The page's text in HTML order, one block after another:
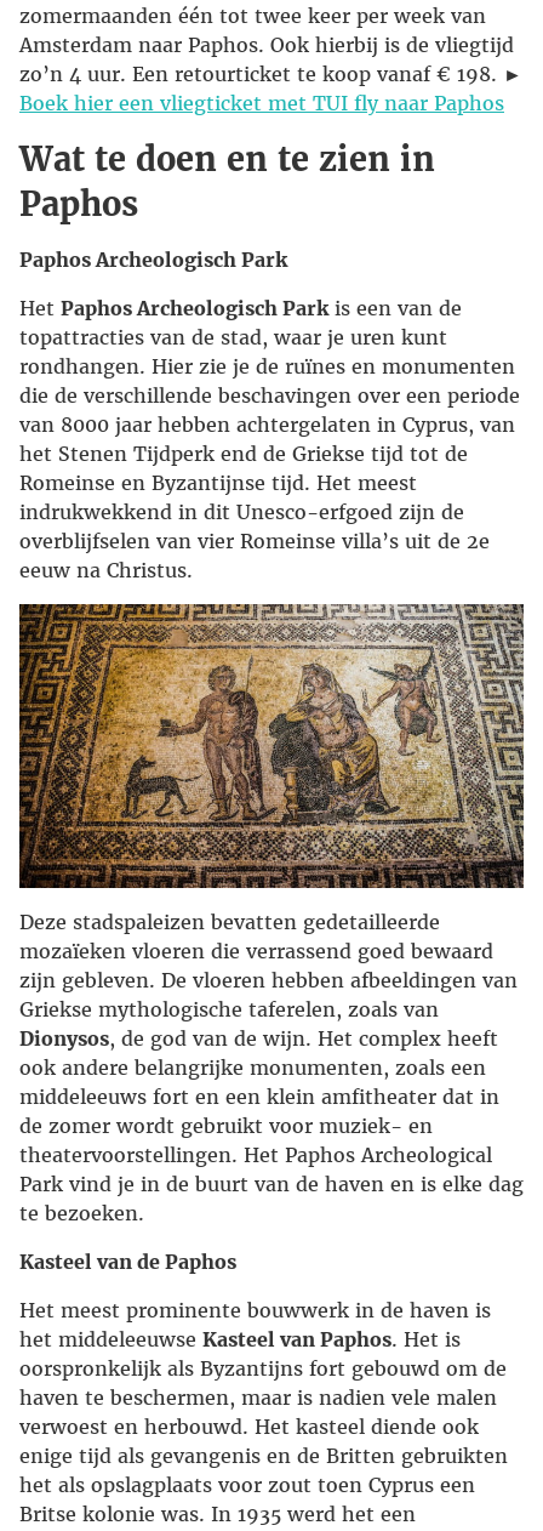
zomermaanden één tot twee keer per week van
Amsterdam naar Paphos. Ook hierbij is de vliegtijd
zo’n 4 uur. Een retourticket te koop vanaf € 198. ►
Boek hier een vliegticket met TUI fly naar Paphos
Wat te doen en te zien in
Paphos
Paphos Archeologisch Park
Het Paphos Archeologisch Park is een van de
topattracties van de stad, waar je uren kunt
rondhangen. Hier zie je de ruïnes en monumenten
die de verschillende beschavingen over een periode
van 8000 jaar hebben achtergelaten in Cyprus, van
het Stenen Tijdperk end de Griekse tijd tot de
Romeinse en Byzantijnse tijd. Het meest
indrukwekkend in dit Unesco-erfgoed zijn de
overblijfselen van vier Romeinse villa’s uit de 2e
eeuw na Christus.
Deze stadspaleizen bevatten gedetailleerde
mozaïeken vloeren die verrassend goed bewaard
zijn gebleven. De vloeren hebben afbeeldingen van
Griekse mythologische taferelen, zoals van
Dionysos, de god van de wijn. Het complex heeft
ook andere belangrijke monumenten, zoals een
middeleeuws fort en een klein amfitheater dat in
de zomer wordt gebruikt voor muziek- en
theatervoorstellingen. Het Paphos Archeological
Park vind je in de buurt van de haven en is elke dag
te bezoeken.
Kasteel van de Paphos
Het meest prominente bouwwerk in de haven is
het middeleeuwse Kasteel van Paphos. Het is
oorspronkelijk als Byzantijns fort gebouwd om de
haven te beschermen, maar is nadien vele malen
verwoest en herbouwd. Het kasteel diende ook
enige tijd als gevangenis en de Britten gebruikten
het als opslagplaats voor zout toen Cyprus een
Britse kolonie was. In 1935 werd het een